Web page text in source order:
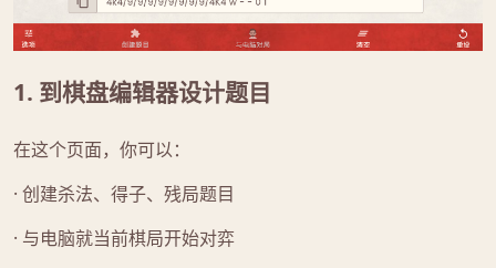
1. 到棋盘编辑器设计题目
在这个页面，你可以：
· 创建杀法、得子、残局题目
· 与电脑就当前棋局开始对弈